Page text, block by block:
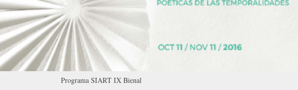
Programa SIART IX Bienal